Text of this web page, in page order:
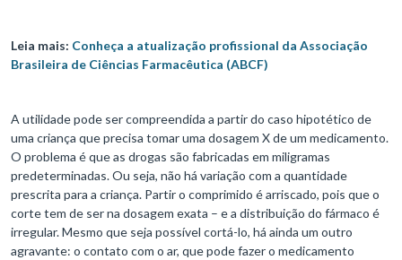
Leia mais: Conheça a atualização profissional da Associação
Brasileira de Ciências Farmacêutica (ABCF)
A utilidade pode ser compreendida a partir do caso hipotético de
uma criança que precisa tomar uma dosagem X de um medicamento.
O problema é que as drogas são fabricadas em miligramas
predeterminadas. Ou seja, não há variação com a quantidade
prescrita para a criança. Partir o comprimido é arriscado, pois que o
corte tem de ser na dosagem exata – e a distribuição do fármaco é
irregular. Mesmo que seja possível cortá-lo, há ainda um outro
agravante: o contato com o ar, que pode fazer o medicamento